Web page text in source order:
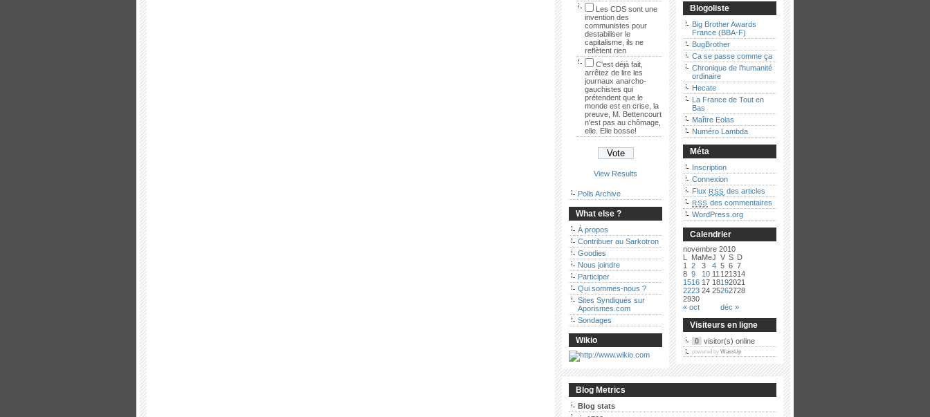
Les CDS sont une
invention des
communistes pour
destabiliser le
capitalisme, ils ne
reflètent rien
C'est déjà fait,
arrêtez de lire les
journaux anarcho-
gauchistes qui
prétendent que le
monde est en crise, la
preuve, M. Bettencourt
n'est pas au chômage,
elle. Elle bosse!
View Results
Polls Archive
What else ?
À propos
Contribuer au Sarkotron
Goodies
Nous joindre
Participer
Qui sommes-nous ?
Sites Syndiqués sur
Aporismes.com
Sondages
Wikio
Blogoliste
Big Brother Awards
France (BBA-F)
BugBrother
Ca se passe comme ça
Chronique de l’humanité
ordinaire
Hecate
La France de Tout en
Bas
Maître Eolas
Numéro Lambda
Méta
Inscription
Connexion
Flux RSS des articles
RSS des commentaires
WordPress.org
Calendrier
novembre 2010
L
MaMeJ V S D
« oct déc »
1 2 3 4 5 6 7
8 9 10 11 121314
1516 17 18192021
2223 24 25262728
2930
Visiteurs en ligne
0 visitor(s) online
powered by WassUp
Blog Metrics
Blog stats